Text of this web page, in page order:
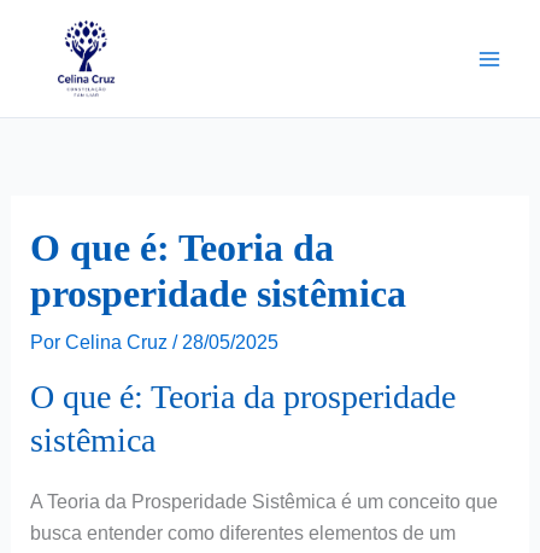
O que é: Teoria da
prosperidade sistêmica
Por Celina Cruz / 28/05/2025
O que é: Teoria da prosperidade
sistêmica
A Teoria da Prosperidade Sistêmica é um conceito que
busca entender como diferentes elementos de um